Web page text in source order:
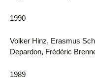
1990
Volker Hinz, Erasmus
Depardon, Frédéric
1989